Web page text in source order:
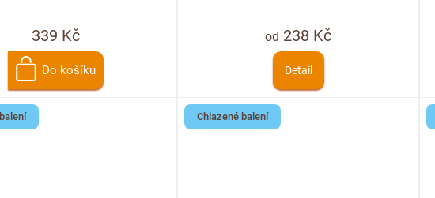
339 Kč
Do košíku
od 238 Kč
Detail
Chlazené balení